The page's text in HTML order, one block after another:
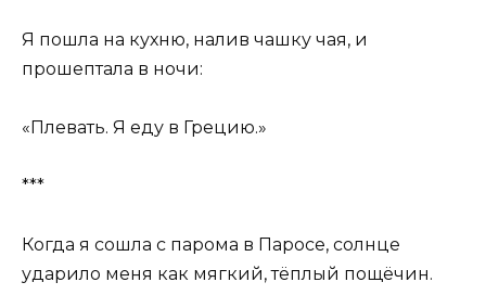
Я пошла на кухню, налив чашку чая, и
прошептала в ночи:
«Плевать. Я еду в Грецию.»
***
Когда я сошла с парома в Паросе, солнце
ударило меня как мягкий, тёплый пощёчин.